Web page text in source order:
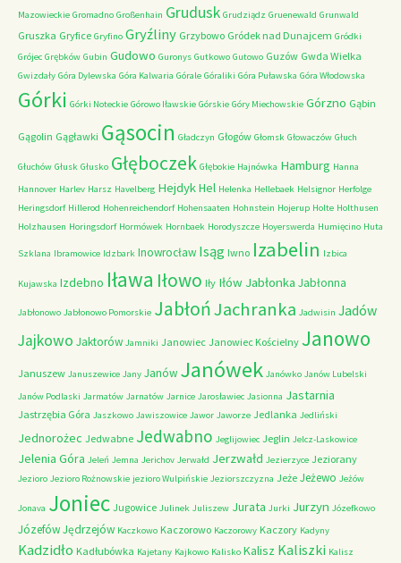
Mazowieckie Gromadno Großenhain Grudusk Grudziądz Gruenewald Grunwald
Gruszka Gryfice Gryfino Gryźliny Grzybowo Gródek nad Dunajcem Gródki
Grójec Grębków Gubin Gudowo Guronys Gutkowo Gutowo Guzów Gwda Wielka
Gwizdały Góra Dylewska Góra Kalwaria Górale Góraliki Góra Puławska Góra Włodowska
Górki Górki Noteckie Górowo Iławskie Górskie Góry Miechowskie Górzno Gąbin
Gągolin Gągławki Gąsocin Gładczyn Głogów Głomsk Głowaczów Głuch
Głuchów Głusk Głusko Głęboczek Głębokie Hajnówka Hamburg Hanna
Hannover Harlev Harsz Havelberg HejdykHel Helenka Hellebaek Helsignor Herfolge
Heringsdorf Hillerod Hohenreichendorf Hohensaaten Hohnstein Hojerup Holte Holthusen
Holzhausen Horingsdorf Hormówek Hornbaek Horodyszcze Hoyerswerda Humięcino Huta
Szklana Ibramowice Idzbark Inowrocław Isąg Iwno Izabelin Izbica
Kujawska Izdebno Iława Iłowo Iły Iłów Jabłonka Jabłonna
Jabłonowo Jabłonowo Pomorskie JabłońJachranka Jadwisin Jadów
Jajkowo Jaktorów Jamniki Janowiec Janowiec Kościelny Janowo
Januszew Januszewice Jany Janów Janówek Janówko Janów Lubelski
Janów Podlaski Jarmatów Jarnatów Jarnice Jarosławiec Jasionna Jastarnia
Jastrzębia Góra Jaszkowo Jawiszowice Jawor Jaworze Jedlanka Jedliński
Jednorożec Jedwabne Jedwabno Jeglijowiec Jeglin Jelcz-Laskowice
Jelenia Góra Jeleń Jemna Jerichov Jerwałd Jerzwałd Jezierzyce Jeziorany
Jezioro Jezioro Rożnowskie jezioro Wulpińskie Jeziorszczyzna Jeże Jeżewo Jeżów
Jonava Joniec Jugowice Julinek Juliszew Jurata Jurki Jurzyn Józefkowo
JózefówJędrzejów Kaczkowo Kaczorowo Kaczorowy Kaczory Kadyny
Kadzidło Kadłubówka Kajetany Kajkowo Kalisko Kalisz Kaliszki Kalisz